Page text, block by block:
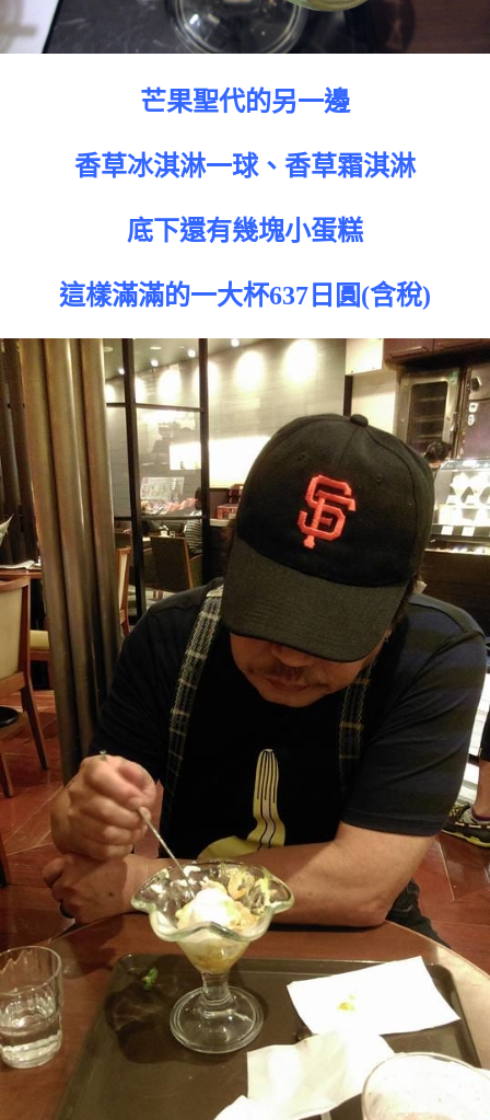
芒果聖代的另一邊
香草冰淇淋一球、香草霜淇淋
底下還有幾塊小蛋糕
這樣滿滿的一大杯637日圓(含稅)